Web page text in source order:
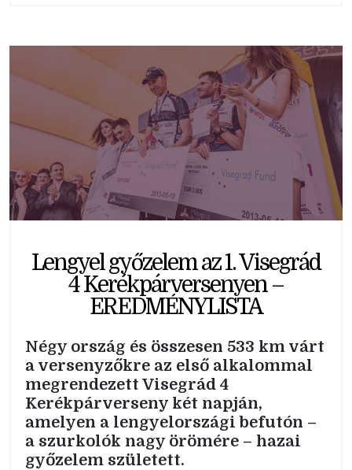
Lengyel győzelem az 1. Visegrád
4 Kerékpárversenyen –
EREDMÉNYLISTA
Négy ország és összesen 533 km várt
a versenyzőkre az első alkalommal
megrendezett Visegrád 4
Kerékpárverseny két napján,
amelyen a lengyelországi befutón –
a szurkolók nagy örömére – hazai
győzelem született.